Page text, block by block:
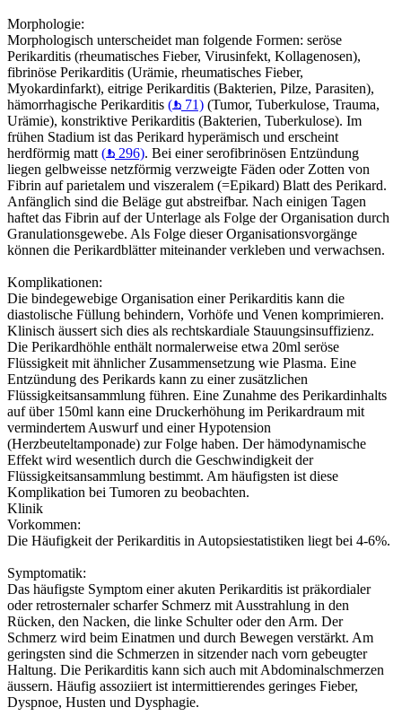
Morphologie:
Morphologisch unterscheidet man folgende Formen: seröse
Perikarditis (rheumatisches Fieber, Virusinfekt, Kollagenosen),
fibrinöse Perikarditis (Urämie, rheumatisches Fieber,
Myokardinfarkt), eitrige Perikarditis (Bakterien, Pilze, Parasiten),
hämorrhagische Perikarditis ( 71) (Tumor, Tuberkulose, Trauma,
Urämie), konstriktive Perikarditis (Bakterien, Tuberkulose). Im
frühen Stadium ist das Perikard hyperämisch und erscheint
herdförmig matt ( 296). Bei einer serofibrinösen Entzündung
liegen gelbweisse netzförmig verzweigte Fäden oder Zotten von
Fibrin auf parietalem und viszeralem (=Epikard) Blatt des Perikard.
Anfänglich sind die Beläge gut abstreifbar. Nach einigen Tagen
haftet das Fibrin auf der Unterlage als Folge der Organisation durch
Granulationsgewebe. Als Folge dieser Organisationsvorgänge
können die Perikardblätter miteinander verkleben und verwachsen.
Komplikationen:
Die bindegewebige Organisation einer Perikarditis kann die
diastolische Füllung behindern, Vorhöfe und Venen komprimieren.
Klinisch äussert sich dies als rechtskardiale Stauungsinsuffizienz.
Die Perikardhöhle enthält normalerweise etwa 20ml seröse
Flüssigkeit mit ähnlicher Zusammensetzung wie Plasma. Eine
Entzündung des Perikards kann zu einer zusätzlichen
Flüssigkeitsansammlung führen. Eine Zunahme des Perikardinhalts
auf über 150ml kann eine Druckerhöhung im Perikardraum mit
vermindertem Auswurf und einer Hypotension
(Herzbeuteltamponade) zur Folge haben. Der hämodynamische
Effekt wird wesentlich durch die Geschwindigkeit der
Flüssigkeitsansammlung bestimmt. Am häufigsten ist diese
Komplikation bei Tumoren zu beobachten.
Klinik
Vorkommen:
Die Häufigkeit der Perikarditis in Autopsiestatistiken liegt bei 4-6%.
Symptomatik:
Das häufigste Symptom einer akuten Perikarditis ist präkordialer
oder retrosternaler scharfer Schmerz mit Ausstrahlung in den
Rücken, den Nacken, die linke Schulter oder den Arm. Der
Schmerz wird beim Einatmen und durch Bewegen verstärkt. Am
geringsten sind die Schmerzen in sitzender nach vorn gebeugter
Haltung. Die Perikarditis kann sich auch mit Abdominalschmerzen
äussern. Häufig assoziiert ist intermittierendes geringes Fieber,
Dyspnoe, Husten und Dysphagie.